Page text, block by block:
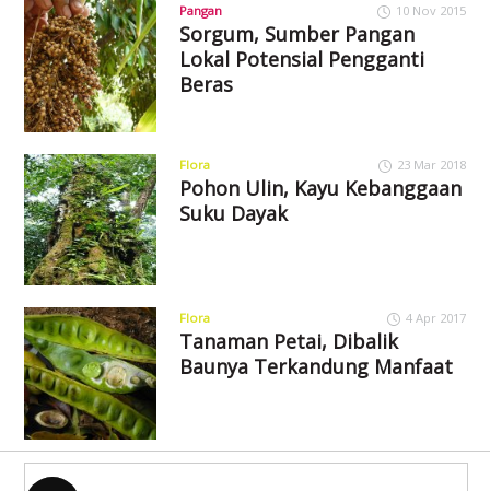
Pangan 10 Nov 2015
Sorgum, Sumber Pangan
Lokal Potensial Pengganti
Beras
Flora 23 Mar 2018
Pohon Ulin, Kayu Kebanggaan
Suku Dayak
Flora 4 Apr 2017
Tanaman Petai, Dibalik
Baunya Terkandung Manfaat